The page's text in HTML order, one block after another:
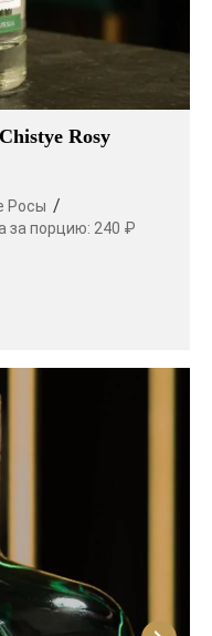
Rosy
Росы
за порцию: 240 ₽